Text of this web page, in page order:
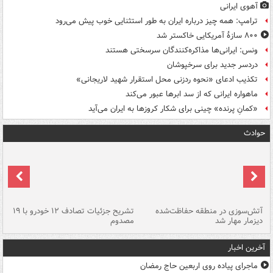
آهوی ایرانی
ترامپ: همه چیز درباره ایران به طور استثنایی خوب پیش می‌رود
۸۰۰ سازۀ آمریکایی خاکستر شد
ونس: ایرانی‌ها مذاکره‌کنندگان سرسختی هستند
دردسر جدید برای سرخپوشان
تکذیب ادعای «نحوه ردزنی محل استقرار شهید لاریجانی»
ماهواره ایرانی که از سد ابرها عبور می‌کند
«کمانِ پرنده» چینی برای شکار کروزها به ایران می‌آید
حوادث
آتش‌سوزی در منطقه حفاظت‌شده
دیزمار مهار شد
تشریح جزئیات تصادف ۱۲ خودرو با ۱۹
مصدوم
آخرین اخبار
ماجرای پیاده روی اربعین حاج رمضان